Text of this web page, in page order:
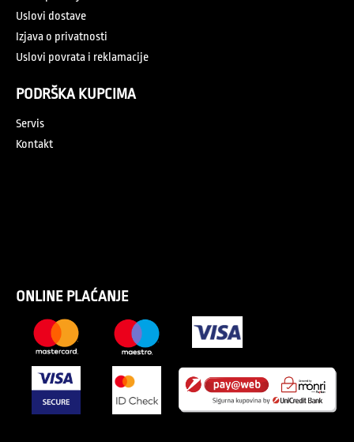
Uslovi dostave
Izjava o privatnosti
Uslovi povrata i reklamacije
PODRŠKA KUPCIMA
Servis
Kontakt
ONLINE PLAĆANJE